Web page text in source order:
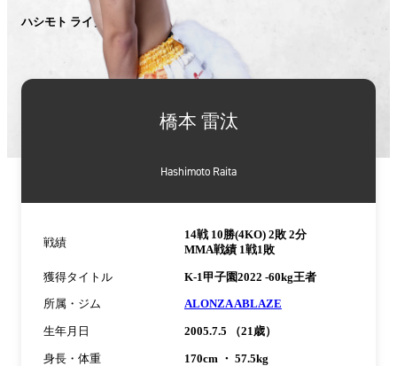
ハシモト ライタ
橋本 雷汰
Hashimoto Raita
戦績
14戦 10勝(4KO) 2敗 2分
MMA戦績 1戦1敗
獲得タイトル K-1甲子園2022 -60kg王者
所属・ジム ALONZA ABLAZE
生年月日 2005.7.5 （21歳）
身長・体重 170cm ・ 57.5kg